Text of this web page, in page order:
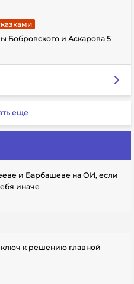
Бобровского и Аскарова 5
еще
и Барбашеве на ОИ, если
иначе
к решению главной